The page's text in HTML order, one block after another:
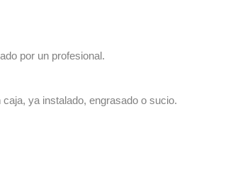
por un profesional.
ya instalado, engrasado o sucio.